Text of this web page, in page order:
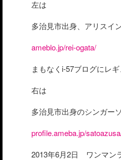
左は
多治見市出身、アリスイ
ameblo.jp/rei-ogata/
まもなくi-57ブログにレ
右は
多治見市出身のシンガー
profile.ameba.jp/
2013年6月2日 ワンマン